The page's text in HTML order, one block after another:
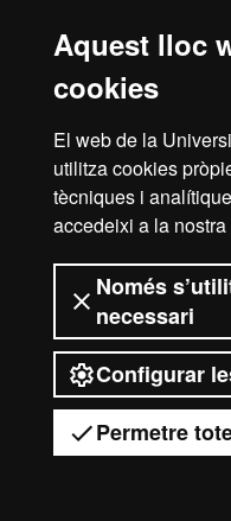
Aquest lloc
cookies
El web de la
utilitza cookies
tècniques i
accedeixi a la nostra
Només
necessari
Configurar
Permetre
Avís legal
Accessibilitat web
2026